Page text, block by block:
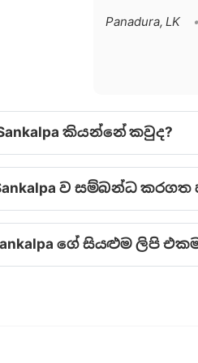
Panadura, LK •
කියන්නේ කවුද?
Sankalpa ව සම්බන්ධ
Sankalpa ‍ගේ සියළුම ලිපි